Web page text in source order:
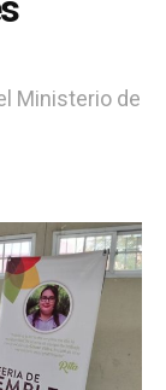
Ministerio de